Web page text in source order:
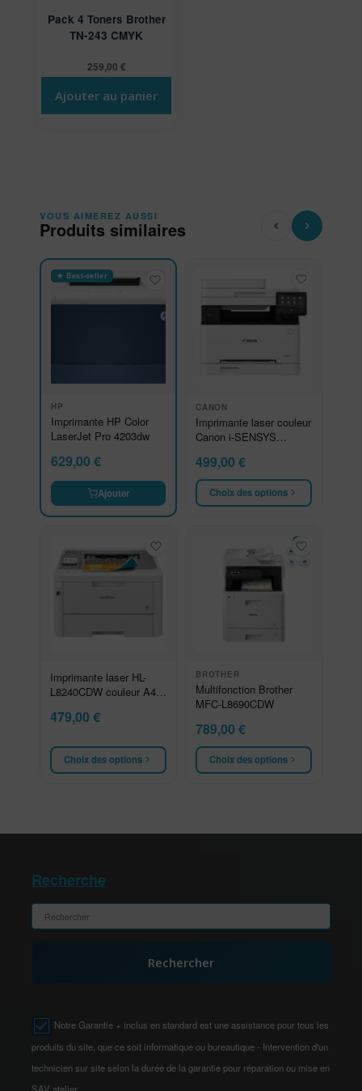
Pack 4 Toners Brother
TN-243 CMYK
259,00 €
Ajouter au panier
VOUS AIMEREZ AUSSI
Produits similaires
★ Best-seller
HP
Imprimante HP Color
LaserJet Pro 4203dw
629,00 €
Ajouter
CANON
Imprimante laser couleur
Canon i-SENSYS
499,00 €
Choix des options
Imprimante laser HL-
L8240CDW couleur A4
479,00 €
Choix des options
BROTHER
Multifonction Brother
MFC-L8690CDW
789,00 €
Choix des options
Recherche
Rechercher
Notre Garantie + inclus en standard est une assistance pour tous les
produits du site, que ce soit informatique ou bureautique - Intervention d'un
technicien sur site selon la durée de la garantie pour réparation ou mise en